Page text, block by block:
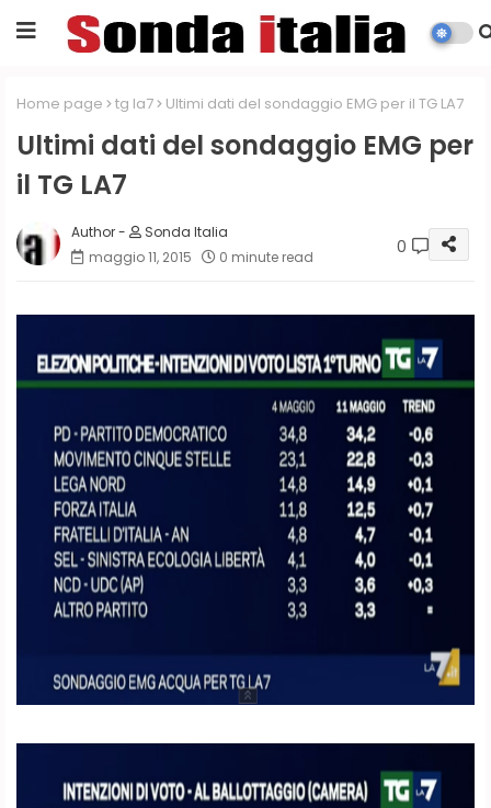
Home page tg la7 Ultimi dati del sondaggio EMG per il TG LA7
Ultimi dati del sondaggio EMG per
il TG LA7
Sonda Italia
maggio 11, 2015
0 minute read 0